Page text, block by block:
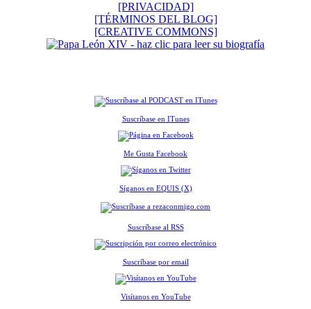
[PRIVACIDAD]
[TÉRMINOS DEL BLOG]
[CREATIVE COMMONS]
Suscríbase en ITunes
Me Gusta Facebook
Síganos en EQUIS (X)
Suscríbase al RSS
Suscríbase por email
Visítanos en YouTube